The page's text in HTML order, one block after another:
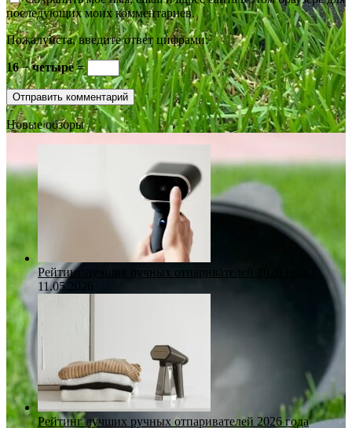
последующих моих комментариев.
Пожалуйста, введите ответ цифрами:
16 − четыре =
Новые обзоры
Рейтинг лучших ручных отпаривателей 2026 года
11.05.2026
Рейтинг лучших ручных отпаривателей 2026 года